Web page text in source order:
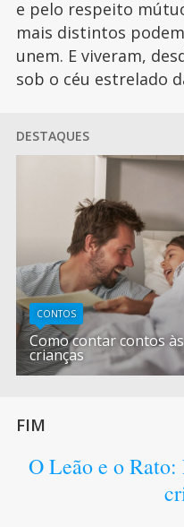
e pelo respeito
mais distintos
unem. E viveram,
sob o céu estrelado
DESTAQUES
CONTOS
Como contar contos às
crianças
FIM
O Leão e o